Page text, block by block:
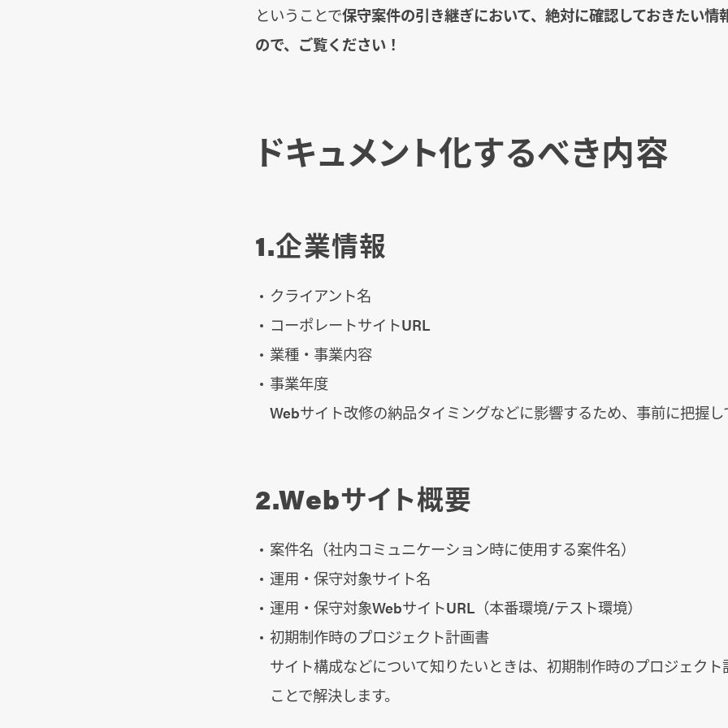
ということで保守案件の引き継ぎにおいて、絶対に確認しておきたい情
ので、ご覧ください！
ドキュメント化するべき内容
1.企業情報
クライアント名
コーポレートサイトURL
業種・事業内容
事業年度
Webサイト改修の納品タイミングなどに影響するため、事前に把握し
2.Webサイト概要
案件名（社内コミュニケーション時に使用する案件名）
運用・保守対象サイト名
運用・保守対象WebサイトURL（本番環境/テスト環境）
初期制作時のプロジェクト計画書
サイト構成などについて知りたいときは、初期制作時のプロジェクト
ことで解決します。